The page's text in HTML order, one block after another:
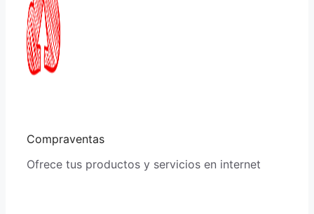
Compraventas
Ofrece tus productos y servicios en internet